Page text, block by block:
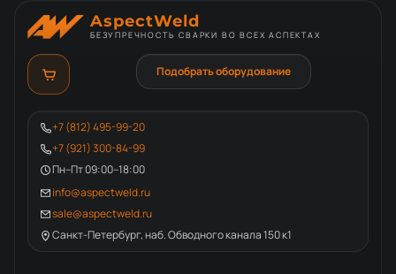
AspectWeld
БЕЗУПРЕЧНОСТЬ СВАРКИ ВО ВСЕХ АСПЕКТАХ
+7 (812) 495-99-20
+7 (921) 300-84-99
Пн–Пт 09:00–18:00
info@aspectweld.ru
sale@aspectweld.ru
Санкт-Петербург, наб. Обводного канала 150 к1
Подобрать оборудование